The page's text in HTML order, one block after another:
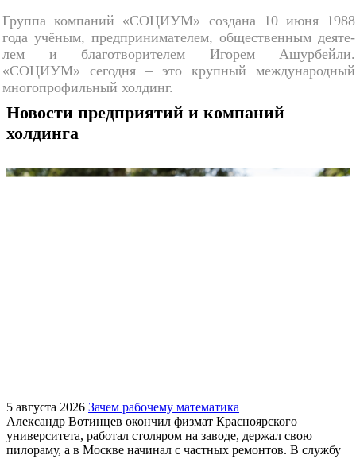
Группа компаний «СОЦИУМ» создана 10 июня 1988
года учё­ным, пред­при­ни­ма­те­лем, об­ще­ствен­ным де­я­те­
лем и бла­го­тво­ри­те­лем Иго­рем Ашур­бей­ли.
«СОЦИУМ» се­год­ня – это круп­ный меж­ду­на­род­ный
мно­го­про­филь­ный хол­динг.
Новости предприятий и компаний
холдинга
5 августа 2026 Зачем рабочему математика
Александр Вотинцев окончил физмат Красноярского
университета, работал столяром на заводе, держал свою
пилораму, а в Москве начинал с частных ремонтов. В службу